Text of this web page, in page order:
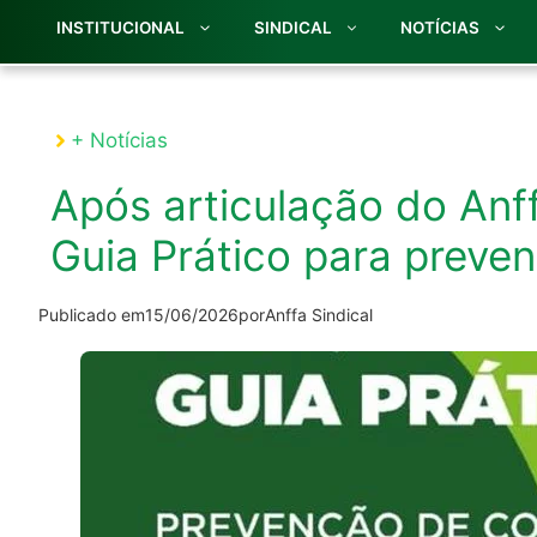
INSTITUCIONAL SINDICAL NOTÍCIAS
+ Notícias
Após articulação do
Guia Prático para
Publicado em15/06/2026porAnffa Sindical